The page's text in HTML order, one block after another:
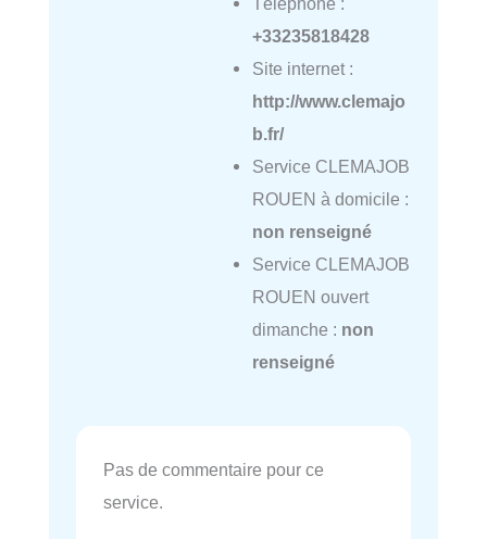
+33235818428
Site internet :
http://www.clemajo
b.fr/
Service CLEMAJOB
ROUEN à domicile :
non renseigné
Service CLEMAJOB
ROUEN ouvert
dimanche : non
renseigné
Pas de commentaire pour ce
service.